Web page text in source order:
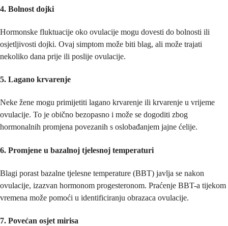
4. Bolnost dojki
Hormonske fluktuacije oko ovulacije mogu dovesti do bolnosti ili
osjetljivosti dojki. Ovaj simptom može biti blag, ali može trajati
nekoliko dana prije ili poslije ovulacije.
5. Lagano krvarenje
Neke žene mogu primijetiti lagano krvarenje ili krvarenje u vrijeme
ovulacije. To je obično bezopasno i može se dogoditi zbog
hormonalnih promjena povezanih s oslobađanjem jajne ćelije.
6. Promjene u bazalnoj tjelesnoj temperaturi
Blagi porast bazalne tjelesne temperature (BBT) javlja se nakon
ovulacije, izazvan hormonom progesteronom. Praćenje BBT-a tijekom
vremena može pomoći u identificiranju obrazaca ovulacije.
7. Povećan osjet mirisa